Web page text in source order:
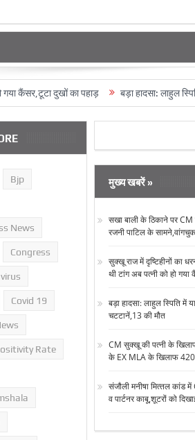
दुखों का पहाड़ बड़ा हादसा: लाहुल स्पिति में
Bjp
News
Congress
Covid 19
Rate
मुख्य खबरें »
सखा बाली के ठिकाने पर
रजनी पाटिल के
सुक्‍खू राज में दृष्टिहीनों का
थी टांग अब पत्‍नी को हो
बड़ा हादसा: लाहुल स्पिति में
चटटानें,13 की मौत
CM सुक्‍खू की पत्‍नी के
के EX MLA के खिलाफ 420
संजौली मनीषा मित्‍तल कांड
व पार्टनर काबू,शूटरों को